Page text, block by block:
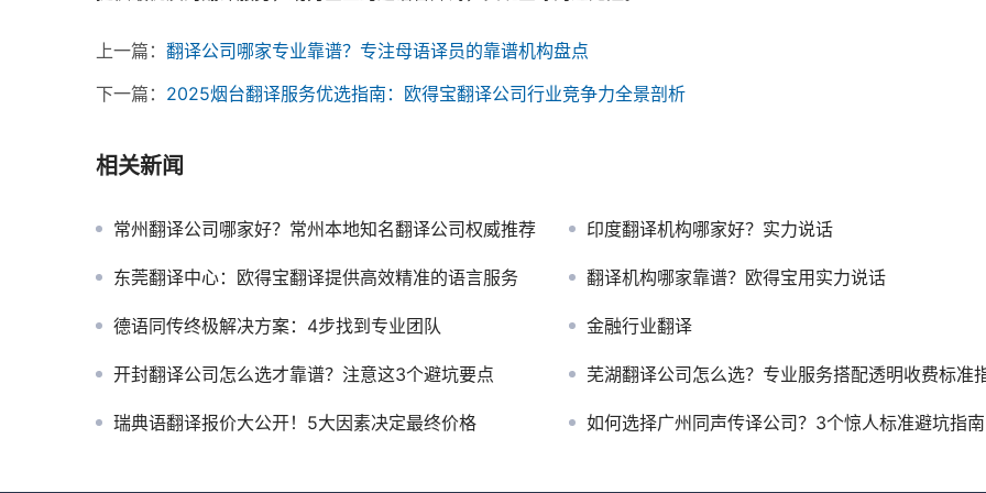
上一篇： 翻译公司哪家专业靠谱？专注母语译员的靠谱机构盘点
下一篇： 2025烟台翻译服务优选指南：欧得宝翻译公司行业竞争力全景剖析
相关新闻
常州翻译公司哪家好？常州本地知名翻译公司权威推荐 印度翻译机构哪家好？实力说话
东莞翻译中心：欧得宝翻译提供高效精准的语言服务 翻译机构哪家靠谱？欧得宝用实力说话
德语同传终极解决方案：4步找到专业团队 金融行业翻译
开封翻译公司怎么选才靠谱？注意这3个避坑要点 芜湖翻译公司怎么选？专业服务搭配透明收费标准
瑞典语翻译报价大公开！5大因素决定最终价格 如何选择广州同声传译公司？3个惊人标准避坑指南